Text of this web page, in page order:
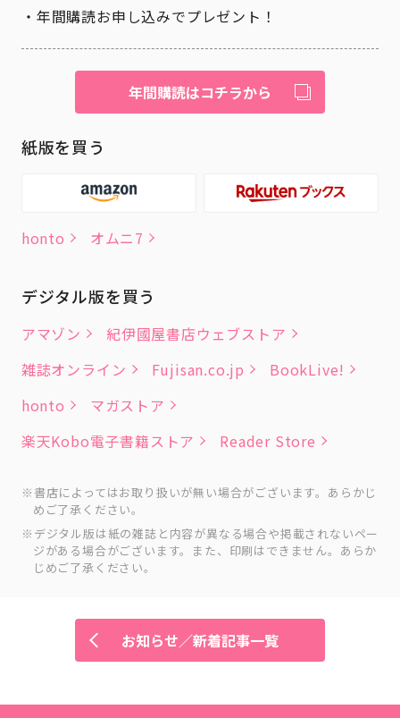
年間購読お申し込みでプレゼント！
年間購読はコチラから
紙版を買う
honto オムニ7
デジタル版を買う
アマゾン
紀伊國屋書店ウェブストア
雑誌オンライン
Fujisan.co.jp
BookLive!
honto
マガストア
楽天Kobo電子書籍ストア
Reader Store
書店によってはお取り扱いが無い場合がございます。あらかじ
めご了承ください。
デジタル版は紙の雑誌と内容が異なる場合や掲載されないペー
ジがある場合がございます。また、印刷はできません。あらか
じめご了承ください。
お知らせ／新着記事一覧